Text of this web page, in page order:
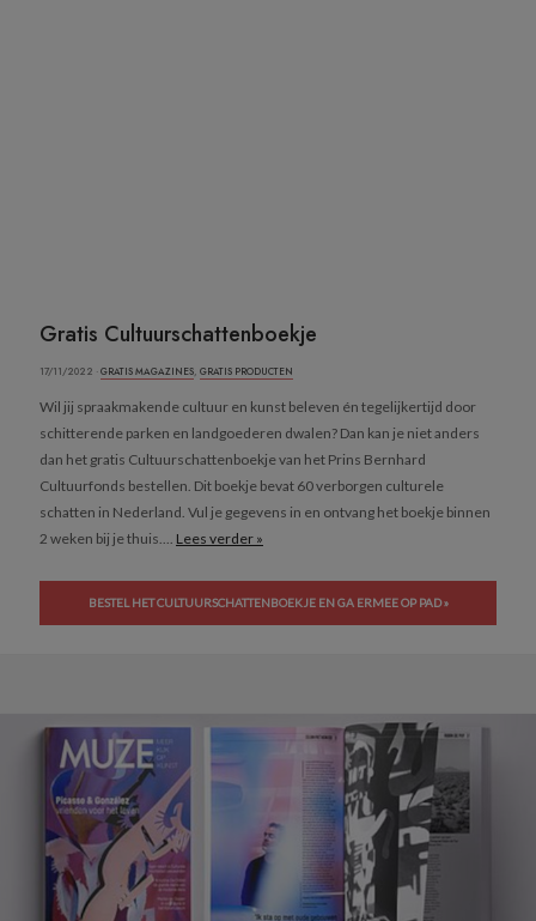
Gratis Cultuurschattenboekje
17/11/2022 ·GRATIS MAGAZINES, GRATIS PRODUCTEN
Wil jij spraakmakende cultuur en kunst beleven én tegelijkertijd door
schitterende parken en landgoederen dwalen? Dan kan je niet anders
dan het gratis Cultuurschattenboekje van het Prins Bernhard
Cultuurfonds bestellen. Dit boekje bevat 60 verborgen culturele
schatten in Nederland. Vul je gegevens in en ontvang het boekje binnen
2 weken bij je thuis.... Lees verder »
BESTEL HET CULTUURSCHATTENBOEKJE EN GA ERMEE OP PAD »